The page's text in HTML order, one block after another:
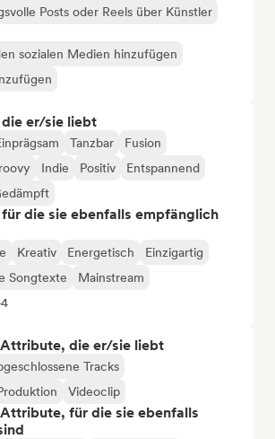
Posts oder Reels über Künstler
sozialen Medien hinzufügen
er/sie liebt
Tanzbar
Fusion
Indie Positiv
Entspannend
die sie ebenfalls empfänglich
Kreativ Energetisch
Einzigartig
Songtexte
Mainstream
die er/sie liebt
Tracks
Videoclip
für die sie ebenfalls